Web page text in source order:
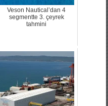
Veson Nautical’dan 4
segmentte 3. çeyrek
tahmini